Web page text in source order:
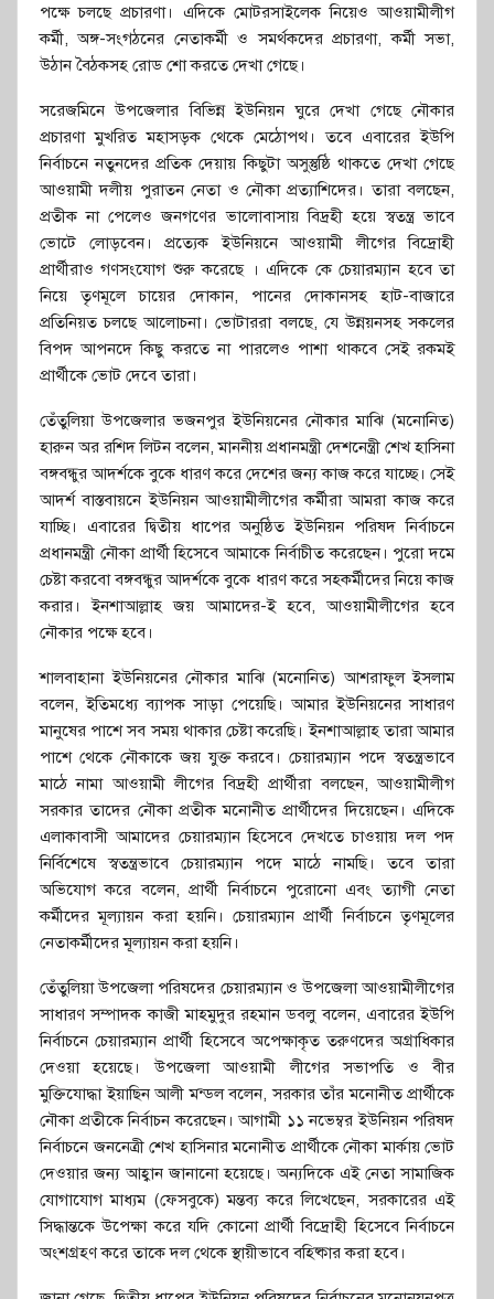
পক্ষে চলছে প্রচারণা। এদিকে মোটরসাইলেক নিয়েও আওয়ামীলীগ
কর্মী, অঙ্গ-সংগঠনের নেতাকর্মী ও সমর্থকদের প্রচারণা, কর্মী সভা,
উঠান বৈঠকসহ রোড শো করতে দেখা গেছে।
সরেজমিনে উপজেলার বিভিন্ন ইউনিয়ন ঘুরে দেখা গেছে নৌকার
প্রচারণা মুখরিত মহাসড়ক থেকে মেঠোপথ। তবে এবারের ইউপি
নির্বাচনে নতুনদের প্রতিক দেয়ায় কিছুটা অসুস্তুষ্ঠি থাকতে দেখা গেছে
আওয়ামী দলীয় পুরাতন নেতা ও নৌকা প্রত্যাশিদের। তারা বলছেন,
প্রতীক না পেলেও জনগণের ভালোবাসায় বিদ্রহী হয়ে স্বতন্ত্র ভাবে
ভোটে লোড়বেন। প্রত্যেক ইউনিয়নে আওয়ামী লীগের বিদ্রোহী
প্রার্থীরাও গণসংযোগ শুরু করেছে । এদিকে কে চেয়ারম্যান হবে তা
নিয়ে তৃণমূলে চায়ের দোকান, পানের দোকানসহ হাট-বাজারে
প্রতিনিয়ত চলছে আলোচনা। ভোটাররা বলছে, যে উন্নয়নসহ সকলের
বিপদ আপনদে কিছু করতে না পারলেও পাশা থাকবে সেই রকমই
প্রার্থীকে ভোট দেবে তারা।
তেঁতুলিয়া উপজেলার ভজনপুর ইউনিয়নের নৌকার মাঝি (মনোনিত)
হারুন অর রশিদ লিটন বলেন, মাননীয় প্রধানমন্ত্রী দেশনেন্ত্রী শেখ হাসিনা
বঙ্গবন্ধুর আদর্শকে বুকে ধারণ করে দেশের জন্য কাজ করে যাচ্ছে। সেই
আদর্শ বাস্তবায়নে ইউনিয়ন আওয়ামীলীগের কর্মীরা আমরা কাজ করে
যাচ্ছি। এবারের দ্বিতীয় ধাপের অনুষ্ঠিত ইউনিয়ন পরিষদ নির্বাচনে
প্রধানমন্ত্রী নৌকা প্রার্থী হিসেবে আমাকে নির্বাচীত করেছেন। পুরো দমে
চেষ্টা করবো বঙ্গবন্ধুর আদর্শকে বুকে ধারণ করে সহকর্মীদের নিয়ে কাজ
করার। ইনশাআল্লাহ জয় আমাদের-ই হবে, আওয়ামীলীগের হবে
নৌকার পক্ষে হবে।
শালবাহানা ইউনিয়নের নৌকার মাঝি (মনোনিত) আশরাফুল ইসলাম
বলেন, ইতিমধ্যে ব্যাপক সাড়া পেয়েছি। আমার ইউনিয়নের সাধারণ
মানুষের পাশে সব সময় থাকার চেষ্টা করেছি। ইনশাআল্লাহ তারা আমার
পাশে থেকে নৌকাকে জয় যুক্ত করবে। চেয়ারম্যান পদে স্বতন্ত্রভাবে
মাঠে নামা আওয়ামী লীগের বিদ্রহী প্রার্থীরা বলছেন, আওয়ামীলীগ
সরকার তাদের নৌকা প্রতীক মনোনীত প্রার্থীদের দিয়েছেন। এদিকে
এলাকাবাসী আমাদের চেয়ারম্যান হিসেবে দেখতে চাওয়ায় দল পদ
নির্বিশেষে স্বতন্ত্রভাবে চেয়ারম্যান পদে মাঠে নামছি। তবে তারা
অভিযোগ করে বলেন, প্রার্থী নির্বাচনে পুরোনো এবং ত্যাগী নেতা
কর্মীদের মূল্যায়ন করা হয়নি। চেয়ারম্যান প্রার্থী নির্বাচনে তৃণমূলের
নেতাকর্মীদের মূল্যায়ন করা হয়নি।
তেঁতুলিয়া উপজেলা পরিষদের চেয়ারম্যান ও উপজেলা আওয়ামীলীগের
সাধারণ সম্পাদক কাজী মাহমুদুর রহমান ডবলু বলেন, এবারের ইউপি
নির্বাচনে চেয়ারম্যান প্রার্থী হিসেবে অপেক্ষাকৃত তরুণদের অগ্রাধিকার
দেওয়া হয়েছে। উপজেলা আওয়ামী লীগের সভাপতি ও বীর
মুক্তিযোদ্ধা ইয়াছিন আলী মন্ডল বলেন, সরকার তাঁর মনোনীত প্রার্থীকে
নৌকা প্রতীকে নির্বাচন করেছেন। আগামী ১১ নভেম্বর ইউনিয়ন পরিষদ
নির্বাচনে জননেত্রী শেখ হাসিনার মনোনীত প্রার্থীকে নৌকা মার্কায় ভোট
দেওয়ার জন্য আহ্বান জানানো হয়েছে। অন্যদিকে এই নেতা সামাজিক
যোগাযোগ মাধ্যম (ফেসবুকে) মন্তব্য করে লিখেছেন, সরকারের এই
সিদ্ধান্তকে উপেক্ষা করে যদি কোনো প্রার্থী বিদ্রোহী হিসেবে নির্বাচনে
অংশগ্রহণ করে তাকে দল থেকে স্থায়ীভাবে বহিষ্কার করা হবে।